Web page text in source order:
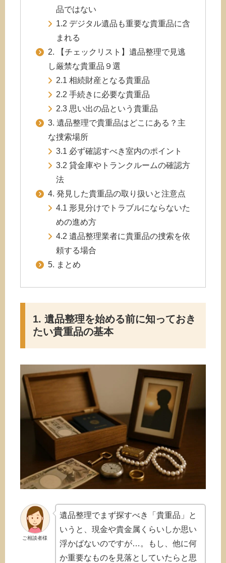
品ではない
1.2 デジタル遺品も重要な貴重品に含
まれる
2. 【チェックリスト】遺品整理で見逃
し厳禁な貴重品９選
2.1 相続財産となる貴重品
2.2 手続きに必要な貴重品
2.3 思い出の品という貴重品
3. 遺品整理で貴重品はどこにある？主
な捜索場所
3.1 必ず確認すべき室内のポイント
3.2 貸金庫やトランクルームの確認方
法
4. 発見した貴重品の取り扱いと注意点
4.1 形見分けでトラブルにならないた
めの進め方
4.2 遺品整理業者に貴重品の捜索を依
頼する場合
5. まとめ
1. 遺品整理を始める前に知っておき
たい貴重品の基本
ご相談者様
遺品整理でまず探すべき「貴重品」と
いうと、現金や貴金属くらいしか思い
浮かばないのですが…。もし、他に何
か重要なものを見落としていたらと思